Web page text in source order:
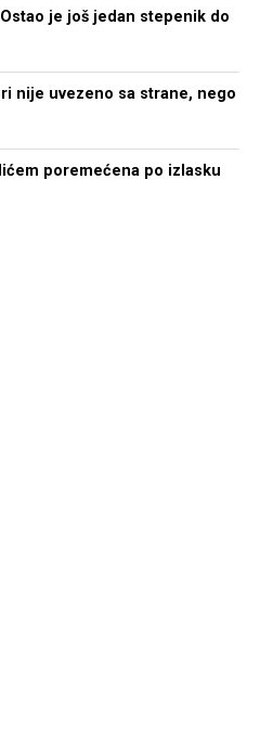
je još jedan stepenik do
nije uvezeno sa strane, nego
poremećena po izlasku